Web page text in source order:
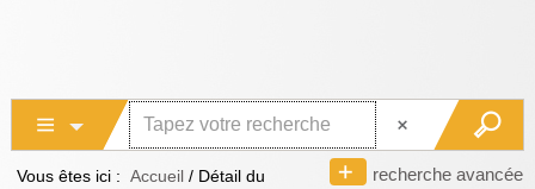
recherche avancée
Vous êtes ici : Accueil / Détail du